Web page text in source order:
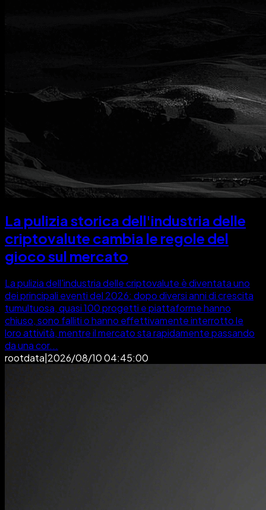
La pulizia storica dell'industria delle
criptovalute cambia le regole del
gioco sul mercato
La pulizia dell'industria delle criptovalute è diventata uno
dei principali eventi del 2026: dopo diversi anni di crescita
tumultuosa, quasi 100 progetti e piattaforme hanno
chiuso, sono falliti o hanno effettivamente interrotto le
loro attività, mentre il mercato sta rapidamente passando
da una cor...
rootdata 2026/08/10 04:45:00